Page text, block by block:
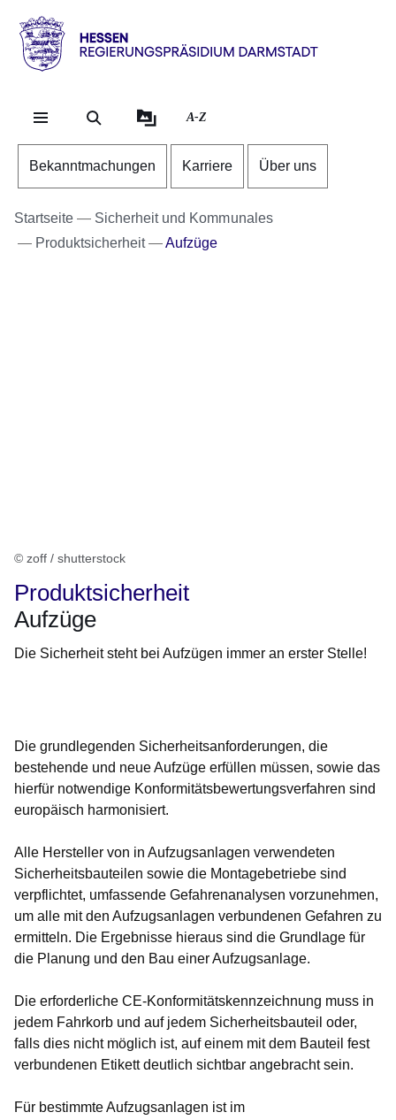
Direkt zum Kopf der
Direkt zum Inhalt
Direkt zum Fuß der
Hessen
RP
Darmstadt
A-Z
Bekanntmachungen Karriere Über uns
Startseite
Sicherheit und Kommunales
Produktsicherheit
Aufzüge
© zoff / shutterstock
Produktsicherheit
Aufzüge
Die Sicherheit steht bei Aufzügen immer an erster Stelle!
Die grundlegenden Sicherheitsanforderungen, die
bestehende und neue Aufzüge erfüllen müssen, sowie das
hierfür notwendige Konformitätsbewertungsverfahren sind
europäisch harmonisiert.
Alle Hersteller von in Aufzugsanlagen verwendeten
Sicherheitsbauteilen sowie die Montagebetriebe sind
verpflichtet, umfassende Gefahrenanalysen vorzunehmen,
um alle mit den Aufzugsanlagen verbundenen Gefahren zu
ermitteln. Die Ergebnisse hieraus sind die Grundlage für
die Planung und den Bau einer Aufzugsanlage.
Die erforderliche CE-Konformitätskennzeichnung muss in
jedem Fahrkorb und auf jedem Sicherheitsbauteil oder,
falls dies nicht möglich ist, auf einem mit dem Bauteil fest
verbundenen Etikett deutlich sichtbar angebracht sein.
Für bestimmte Aufzugsanlagen ist im